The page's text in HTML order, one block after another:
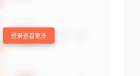
登录查看更多